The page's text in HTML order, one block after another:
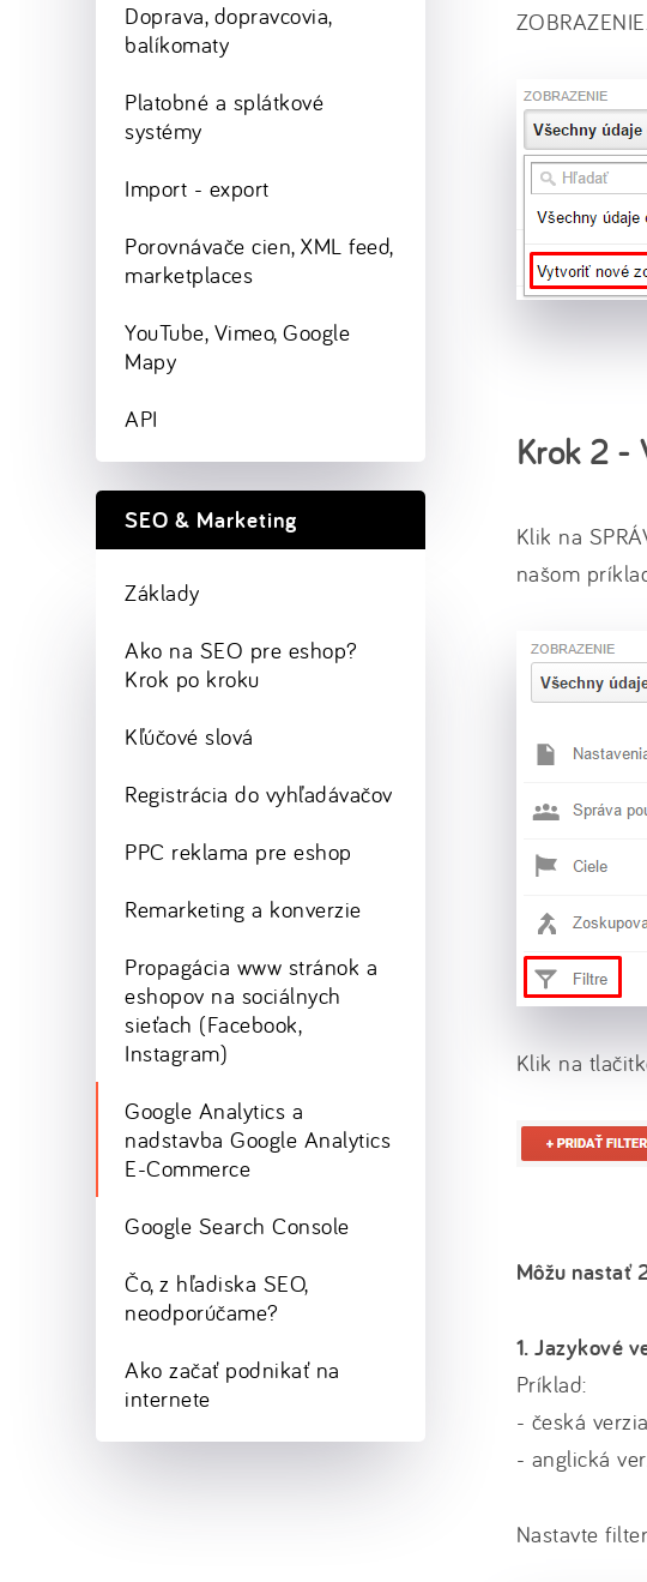
Krok 2 -
Klik na
našom
Klik na
Môžu nastať
1. Jazykové
Príklad:
- česká
- anglická
Nastavte
Doprava, dopravcovia,
balíkomaty
Platobné a splátkové
systémy
Import - export
Porovnávače cien, XML feed,
marketplaces
YouTube, Vimeo, Google
Mapy
API
SEO & Marketing
Základy
Ako na SEO pre eshop?
Krok po kroku
Kľúčové slová
Registrácia do vyhľadávačov
PPC reklama pre eshop
Remarketing a konverzie
Propagácia www stránok a
eshopov na sociálnych
sieťach (Facebook,
Instagram)
Google Analytics a
nadstavba Google Analytics
E-Commerce
Google Search Console
Čo, z hľadiska SEO,
neodporúčame?
Ako začať podnikať na
internete